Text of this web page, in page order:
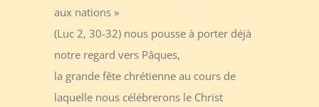
aux nations »
(Luc 2, 30-32) nous pousse à porter déjà
notre regard vers Pâques,
la grande fête chrétienne au cours de
laquelle nous célébrerons le Christ